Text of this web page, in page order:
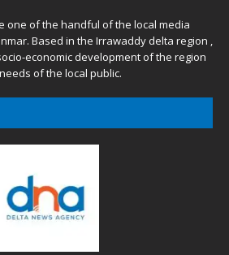
one of the handful of the local media
Based in the Irrawaddy delta region ,
economic development of the region
of the local public.